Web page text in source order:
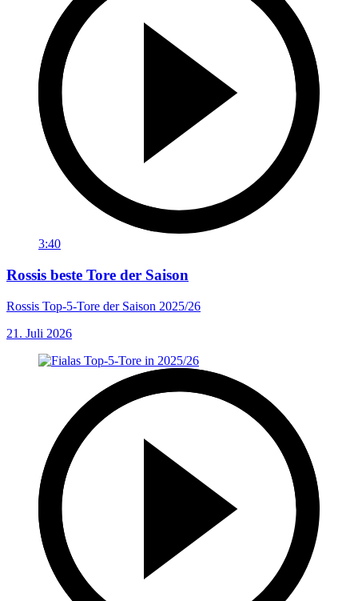
3:40
Rossis beste Tore der Saison
Rossis Top-5-Tore der Saison 2025/26
21. Juli 2026